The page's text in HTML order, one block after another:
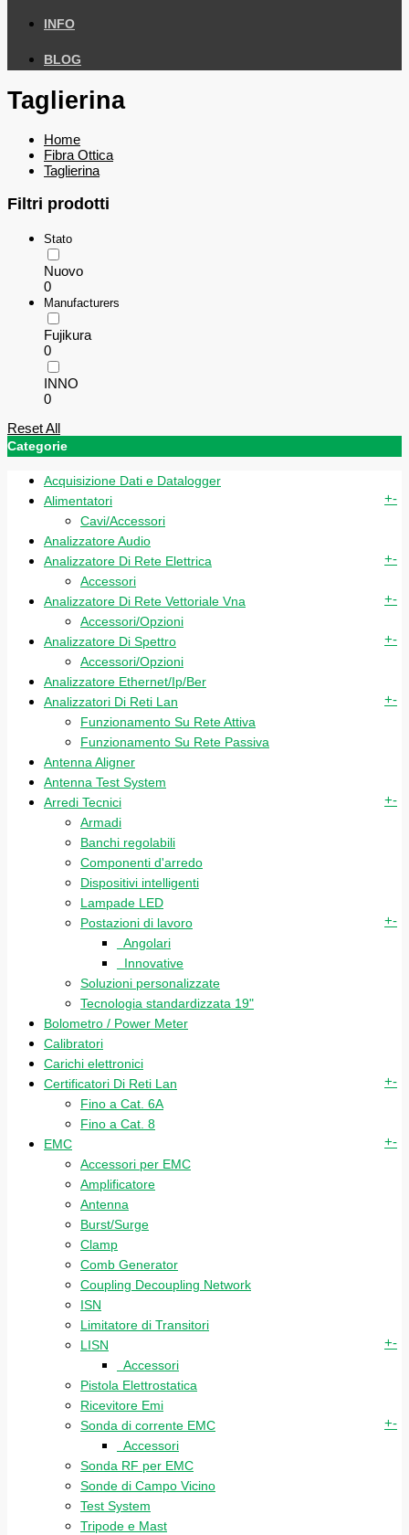
INFO
BLOG
Taglierina
Home
Fibra Ottica
Taglierina
Filtri prodotti
Stato
Nuovo
0
Manufacturers
Fujikura
0
INNO
0
Reset All
Categorie
Acquisizione Dati e Datalogger
Alimentatori
+-
Cavi/Accessori
Analizzatore Audio
Analizzatore Di Rete Elettrica
+-
Accessori
Analizzatore Di Rete Vettoriale Vna
+-
Accessori/Opzioni
Analizzatore Di Spettro
+-
Accessori/Opzioni
Analizzatore Ethernet/Ip/Ber
Analizzatori Di Reti Lan
+-
Funzionamento Su Rete Attiva
Funzionamento Su Rete Passiva
Antenna Aligner
Antenna Test System
Arredi Tecnici
+-
Armadi
Banchi regolabili
Componenti d'arredo
Dispositivi intelligenti
Lampade LED
Postazioni di lavoro
+-
Angolari
Innovative
Soluzioni personalizzate
Tecnologia standardizzata 19"
Bolometro / Power Meter
Calibratori
Carichi elettronici
Certificatori Di Reti Lan
+-
Fino a Cat. 6A
Fino a Cat. 8
EMC
+-
Accessori per EMC
Amplificatore
Antenna
Burst/Surge
Clamp
Comb Generator
Coupling Decoupling Network
ISN
Limitatore di Transitori
LISN
+-
Accessori
Pistola Elettrostatica
Ricevitore Emi
Sonda di corrente EMC
+-
Accessori
Sonda RF per EMC
Sonde di Campo Vicino
Test System
Tripode e Mast